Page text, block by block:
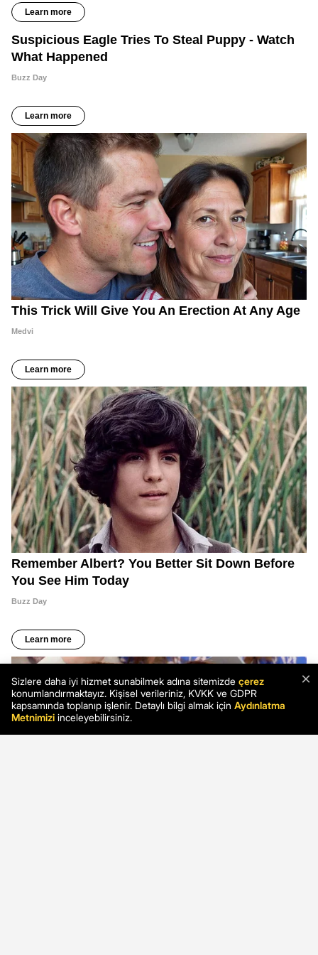
×
Sizlere daha iyi hizmet sunabilmek adına sitemizde çerez
konumlandırmaktayız. Kişisel verileriniz, KVKK ve GDPR
kapsamında toplanıp işlenir. Detaylı bilgi almak için Aydınlatma
Metnimizi inceleyebilirsiniz.